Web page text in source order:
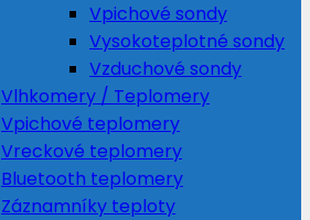
Vpichové sondy
Vysokoteplotné sondy
Vzduchové sondy
Vlhkomery / Teplomery
Vpichové teplomery
Vreckové teplomery
Bluetooth teplomery
Záznamníky teploty